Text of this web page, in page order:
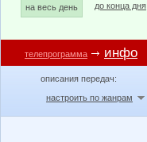
на весь день до конца дня
телепрограмма инфо
описания передач:
настроить по жанрам